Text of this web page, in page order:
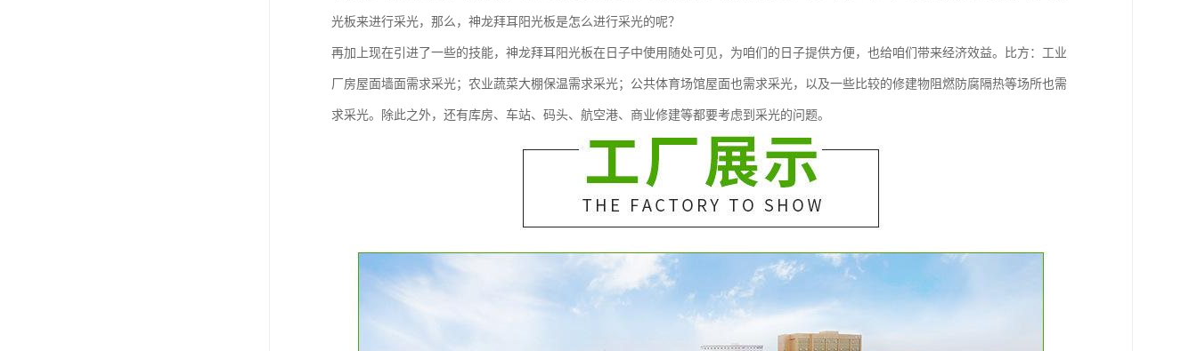
光板来进行采光，那么，神龙拜耳阳光板是怎么进行采光的呢？
再加上现在引进了一些的技能，神龙拜耳阳光板在日子中使用随处可见，为咱们的日子提供方便，也给咱们带来经济效益。比方：工业
厂房屋面墙面需求采光；农业蔬菜大棚保温需求采光；公共体育场馆屋面也需求采光，以及一些比较的修建物阻燃防腐隔热等场所也需
求采光。除此之外，还有库房、车站、码头、航空港、商业修建等都要考虑到采光的问题。